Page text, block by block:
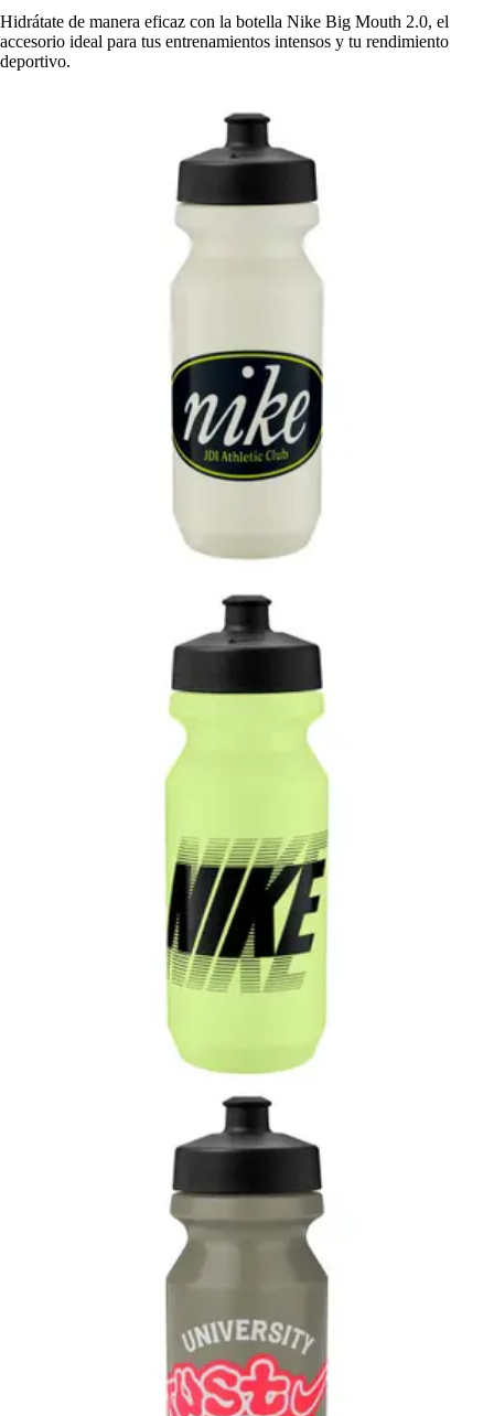
Hidrátate de manera eficaz con la botella Nike Big Mouth 2.0, el
accesorio ideal para tus entrenamientos intensos y tu rendimiento
deportivo.